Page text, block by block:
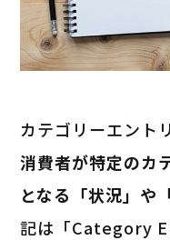
カテゴリーエント
消費者が特定のカ
となる「状況」や
記は「Category